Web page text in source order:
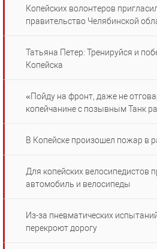
Копейских волонтеров
правительство Челябинской
Татьяна Петер: Тренируйся и
Копейска
«Пойду на фронт, даже не
копейчанине с позывным Танк
В Копейске произошел пожар в
Для копейских велосипедистов
автомобиль и велосипеды
Из-за пневматических
перекроют дорогу